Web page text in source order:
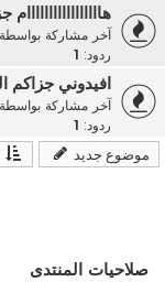
آخر مشاركة بواسطة
ردود:
افيدوني جزاكم
آخر مشاركة بواسطة
ردود:
موضوع جديد
صلاحيات المنتدى